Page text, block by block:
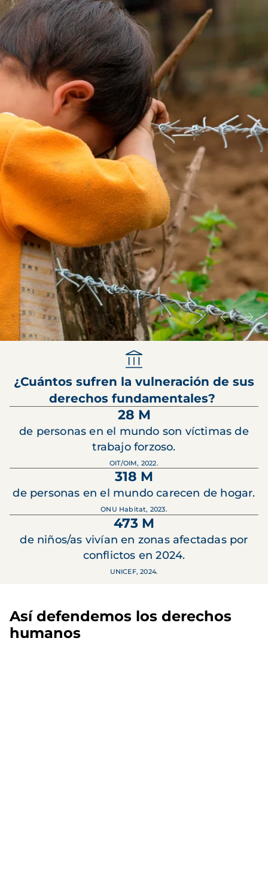
¿Cuántos sufren la vulneración de sus
derechos fundamentales?
28 M
de personas en el mundo son víctimas de
trabajo forzoso.
OIT/OIM, 2022.
318 M
de personas en el mundo carecen de hogar.
ONU Habitat, 2023.
473 M
de niños/as vivían en zonas afectadas por
conflictos en 2024.
UNICEF, 2024.
Así defendemos los derechos
humanos